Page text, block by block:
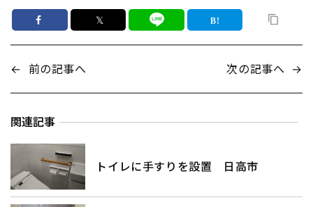
𝕏
← 前の記事へ 次の記事へ →
関連記事
トイレに手すりを設置 日高市